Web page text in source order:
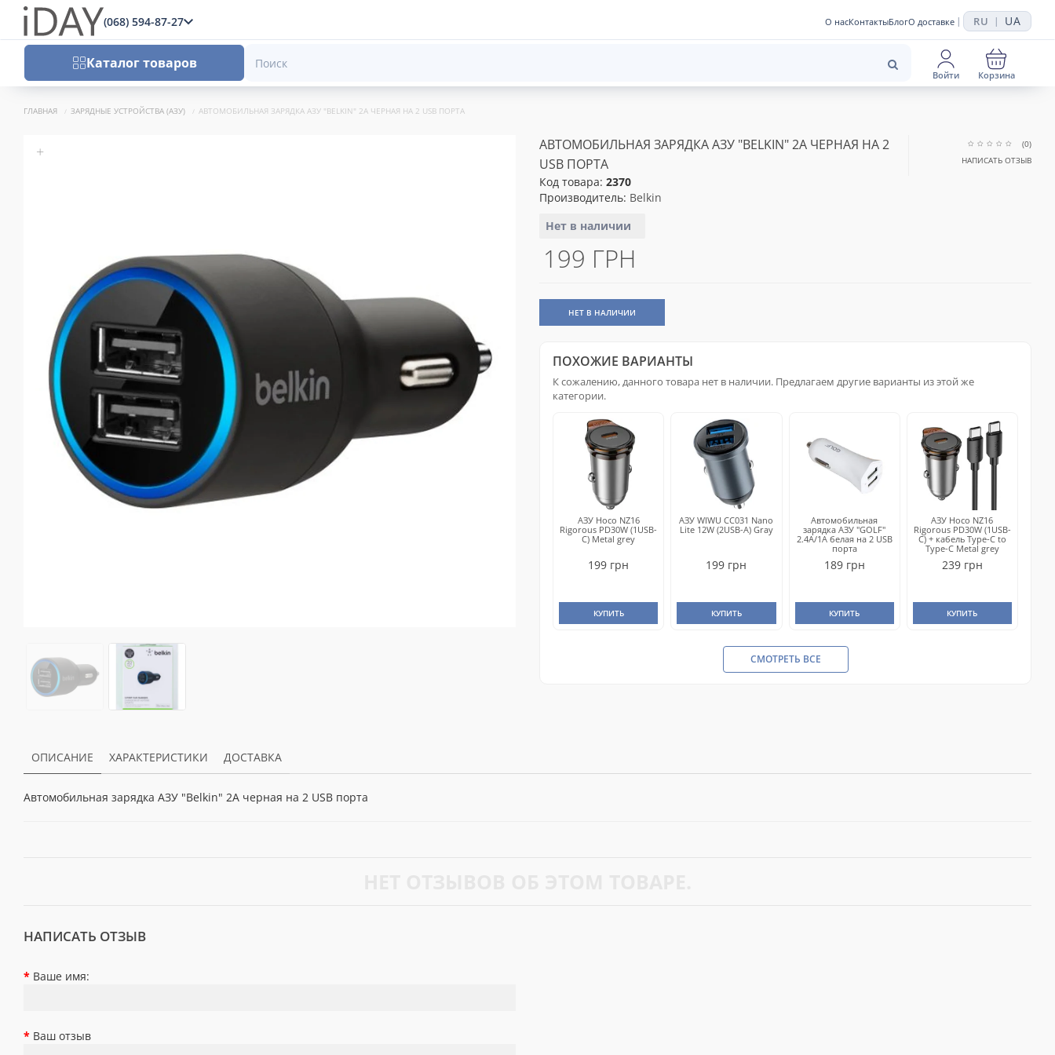
(068) 594-87-27 О насКонтактыБлогО доставке | RU | UA
Каталог товаров
Войти Корзина
ГЛАВНАЯ ЗАРЯДНЫЕ УСТРОЙСТВА (АЗУ) АВТОМОБИЛЬНАЯ ЗАРЯДКА АЗУ "BELKIN" 2A ЧЕРНАЯ НА 2 USB ПОРТА
+
АВТОМОБИЛЬНАЯ ЗАРЯДКА АЗУ "BELKIN" 2A ЧЕРНАЯ НА 2
USB ПОРТА
Код товара: 2370
Производитель: Belkin
Нет в наличии
(0)
НАПИСАТЬ ОТЗЫВ
199 ГРН
НЕТ В НАЛИЧИИ
ПОХОЖИЕ ВАРИАНТЫ
К сожалению, данного товара нет в наличии. Предлагаем другие варианты из этой же
категории.
АЗУ Hoco NZ16
Rigorous PD30W (1USB-
C) Metal grey
199 грн
КУПИТЬ
АЗУ WIWU CC031 Nano
Lite 12W (2USB-A) Gray
199 грн
КУПИТЬ
Автомобильная
зарядка АЗУ "GOLF"
2.4A/1A белая на 2 USB
порта
189 грн
КУПИТЬ
АЗУ Hoco NZ16
Rigorous PD30W (1USB-
C) + кабель Type-C to
Type-C Metal grey
239 грн
КУПИТЬ
СМОТРЕТЬ ВСЕ
ОПИСАНИЕ ХАРАКТЕРИСТИКИ ДОСТАВКА
Автомобильная зарядка АЗУ "Belkin" 2A черная на 2 USB порта
НАПИСАТЬ ОТЗЫВ
Ваше имя:
Ваш отзыв